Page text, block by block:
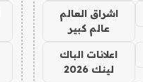
اشراق العالم
عالم كبير
اعلانات الباك
لينك 2026